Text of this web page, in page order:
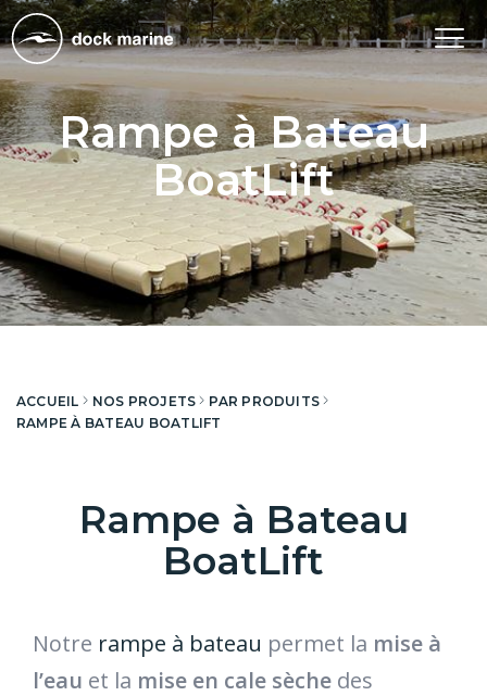
Rampe à Bateau
BoatLift
ACCUEIL NOS PROJETS
PAR PRODUITS
RAMPE À BATEAU BOATLIFT
Rampe à Bateau
BoatLift
Notre rampe à bateau permet la mise à
l’eau et la mise en cale sèche des